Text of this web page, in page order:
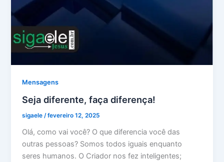
Mensagens
Seja diferente, faça diferença!
sigaele/fevereiro 12, 2025
Olá, como vai você? O que diferencia você das
outras pessoas? Somos todos iguais enquanto
seres humanos. O Criador nos fez inteligentes;